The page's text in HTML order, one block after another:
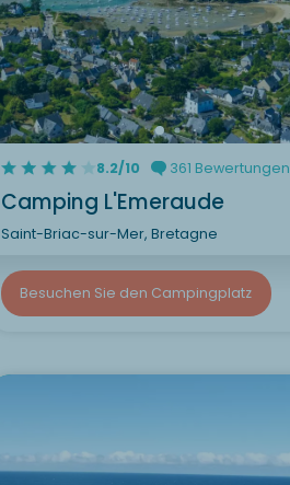
8.2/10 361 Bewertungen
Camping L'Emeraude
Saint-Briac-sur-Mer, Bretagne
Besuchen Sie den Campingplatz